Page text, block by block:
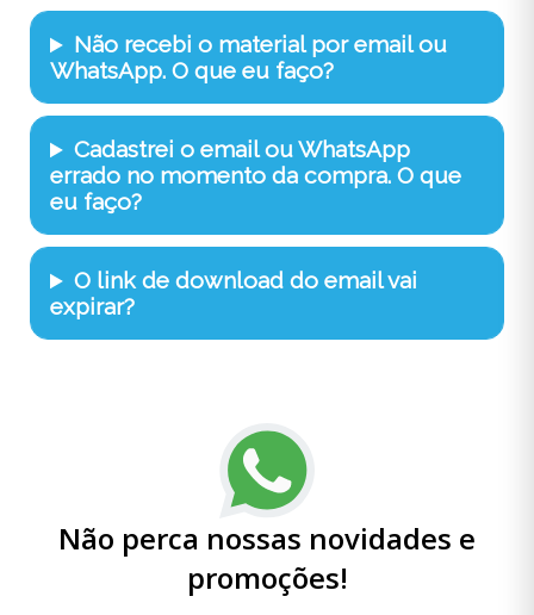
Não recebi o material por email ou
WhatsApp. O que eu faço?
Cadastrei o email ou WhatsApp
errado no momento da compra. O que
eu faço?
O link de download do email vai
expirar?
Não perca nossas novidades e
promoções!